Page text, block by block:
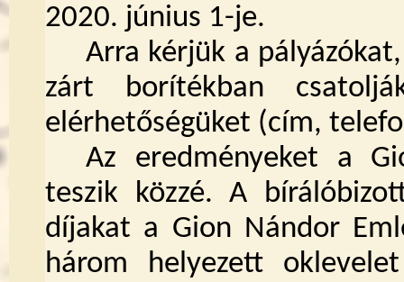
2020. június 1-je.
Arra kérjük a
zárt borítékban
elérhetőségüket (cím,
Az eredményeket a
teszik közzé. A
díjakat a Gion Nándor
három helyezett